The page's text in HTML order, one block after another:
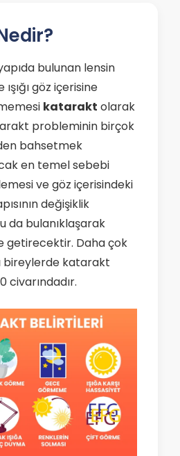
bulunan lensin
göz içerisine
katarakt olarak
probleminin birçok
bahsetmek
en temel sebebi
ve göz içerisindeki
değişiklik
da bulanıklaşarak
getirecektir. Daha çok
bireylerde katarakt
civarındadır.